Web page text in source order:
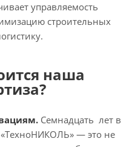
управляемость
строительных
наша
Семнадцать лет в
«ТехноНИКОЛЬ» — это не